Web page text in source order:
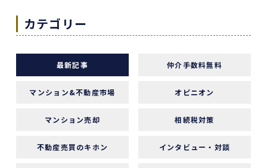
1 か月前
義母にマンションの売却はどこがいいのか相談を受
け、すぐにREDSを紹介しました。
ペースで進めることが出来るのが非常に大きかったで
カテゴリー
最新記事 仲介手数料無料
マンション&不動産市場 オピニオン
マンション売却 相続税対策
不動産売買のキホン インタビュー・対談